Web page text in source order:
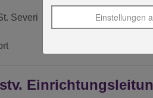
Severi
Einstellungen